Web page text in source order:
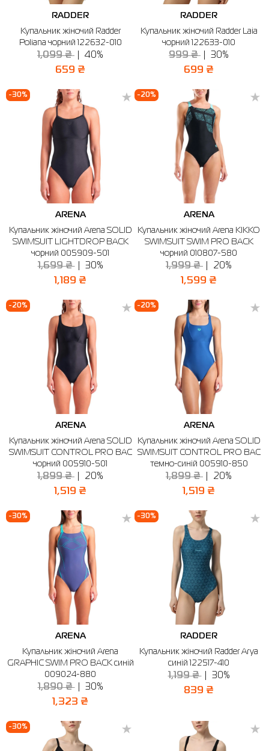
Термобілизна
Футболки
Шапки
The North Face
Under Armour
WHS
Сандалі
adidas
RADDER
Купальник жіночий Radder
Poliana чорний 122632-010
1,099 ₴ 40%
659 ₴
RADDER
Купальник жіночий Radder Laia
чорний 122633-010
999 ₴ 30%
699 ₴
-30%
ARENA
Купальник жіночий Arena SOLID
SWIMSUIT LIGHTDROP BACK
чорний 005909-501
1,699 ₴ 30%
1,189 ₴
-20%
ARENA
Купальник жіночий Arena KIKKO
SWIMSUIT SWIM PRO BACK
чорний 010807-580
1,999 ₴ 20%
1,599 ₴
-20%
ARENA
Купальник жіночий Arena SOLID
SWIMSUIT CONTROL PRO BAC
чорний 005910-501
1,899 ₴ 20%
1,519 ₴
-20%
ARENA
Купальник жіночий Arena SOLID
SWIMSUIT CONTROL PRO BAC
темно-синій 005910-850
1,899 ₴ 20%
1,519 ₴
-30%
ARENA
Купальник жіночий Arena
GRAPHIC SWIM PRO BACK синій
009024-880
1,890 ₴ 30%
1,323 ₴
-30%
RADDER
Купальник жіночий Radder Arya
синій 122517-410
1,199 ₴ 30%
839 ₴
-30%